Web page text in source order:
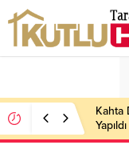
Kahta
Yapıldı